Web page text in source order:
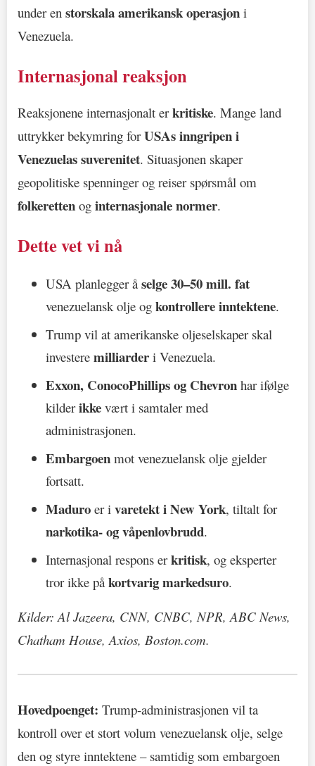
under en storskala amerikansk operasjon i
Venezuela.
Internasjonal reaksjon
Reaksjonene internasjonalt erkritiske. Mange land
uttrykker bekymring forUSAs inngripen i
Venezuelas suverenitet. Situasjonen skaper
geopolitiske spenninger og reiser spørsmål om
folkeretten og internasjonale normer.
Dette vet vi nå
USA planlegger åselge 30–50 mill. fat
venezuelansk olje og kontrollere inntektene.
Trump vil at amerikanske oljeselskaper skal
investere milliarder i Venezuela.
Exxon, ConocoPhillips og Chevron har ifølge
kilderikke vært i samtaler med
administrasjonen.
Embargoen mot venezuelansk olje gjelder
fortsatt.
Maduro er i varetekt i New York, tiltalt for
narkotika- og våpenlovbrudd.
Internasjonal respons erkritisk, og eksperter
tror ikke påkortvarig markedsuro.
Kilder: Al Jazeera, CNN, CNBC, NPR, ABC News,
Chatham House, Axios, Boston.com.
Hovedpoenget: Trump-administrasjonen vil ta
kontroll over et stort volum venezuelansk olje, selge
den og styre inntektene – samtidig som embargoen